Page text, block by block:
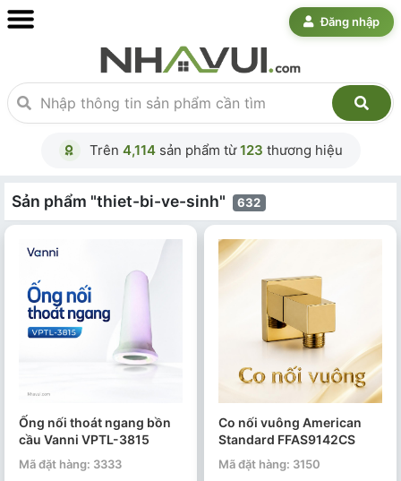
Đăng nhập
Trên 4,114sản phẩm từ123 thương hiệu
Sản phẩm "thiet-bi-ve-sinh" 632
Ống nối thoát ngang bồn
cầu Vanni VPTL-3815
Mã đặt hàng: 3333
Co nối vuông American
Standard FFAS9142CS
Mã đặt hàng: 3150